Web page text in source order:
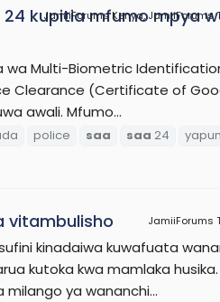
JamiiForums Kenya, JamiiForums
24 kupitia mfumo mpya
wa Multi-Biometric
Clearance (Certificate of
awali. Mfumo...
police saa saa 24
JamiiForums
vitambulisho
kinadaiwa kuwafuata
kutoka kwa mamlaka husika.
milango ya wananchi...